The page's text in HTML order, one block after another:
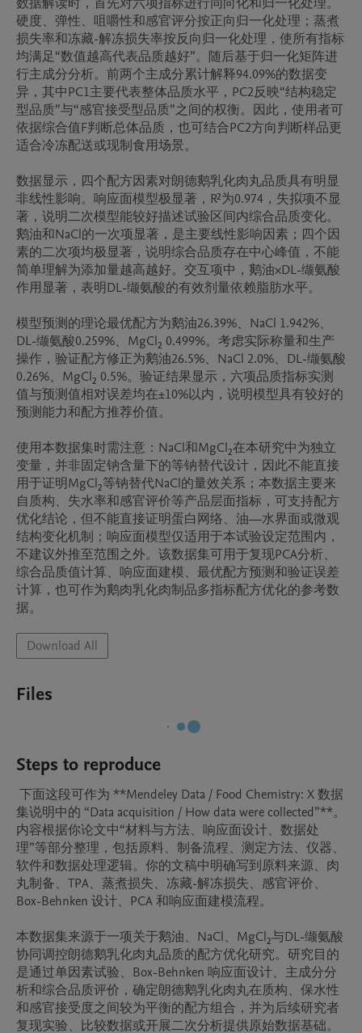
硬度、弹性、咀嚼性和感官评分按正向归一化处理；蒸煮
损失率和冻藏-解冻损失率按反向归一化处理，使所有指标
均满足“数值越高代表品质越好”。随后基于归一化矩阵进
行主成分分析。前两个主成分累计解释94.09%的数据变
异，其中PC1主要代表整体品质水平，PC2反映“结构稳定
型品质”与“感官接受型品质”之间的权衡。因此，使用者可
依据综合值F判断总体品质，也可结合PC2方向判断样品更
适合冷冻配送或现制食用场景。
数据显示，四个配方因素对朗德鹅乳化肉丸品质具有明显
非线性影响。响应面模型极显著，R²为0.974，失拟项不显
著，说明二次模型能较好描述试验区间内综合品质变化。
鹅油和NaCl的一次项显著，是主要线性影响因素；四个因
素的二次项均极显著，说明综合品质存在中心峰值，不能
简单理解为添加量越高越好。交互项中，鹅油×DL-缬氨酸
作用显著，表明DL-缬氨酸的有效剂量依赖脂肪水平。
模型预测的理论最优配方为鹅油26.39%、NaCl 1.942%、
DL-缬氨酸0.259%、MgCl₂ 0.499%。考虑实际称量和生产
操作，验证配方修正为鹅油26.5%、NaCl 2.0%、DL-缬氨酸
0.26%、MgCl₂ 0.5%。验证结果显示，六项品质指标实测
值与预测值相对误差均在±10%以内，说明模型具有较好的
预测能力和配方推荐价值。
使用本数据集时需注意：NaCl和MgCl₂在本研究中为独立
变量，并非固定钠含量下的等钠替代设计，因此不能直接
用于证明MgCl₂等钠替代NaCl的量效关系；本数据主要来
自质构、失水率和感官评价等产品层面指标，可支持配方
优化结论，但不能直接证明蛋白网络、油—水界面或微观
结构变化机制；响应面模型仅适用于本试验设定范围内，
不建议外推至范围之外。该数据集可用于复现PCA分析、
综合品质值计算、响应面建模、最优配方预测和验证误差
计算，也可作为鹅肉乳化肉制品多指标配方优化的参考数
Download All
Files
Steps to reproduce
集说明中的 “Data acquisition / How data were collected”**。
内容根据你论文中“材料与方法、响应面设计、数据处
理”等部分整理，包括原料、制备流程、测定方法、仪器、
软件和数据处理逻辑。你的文稿中明确写到原料来源、肉
丸制备、TPA、蒸煮损失、冻藏-解冻损失、感官评价、
Box-Behnken 设计、PCA 和响应面建模流程。
本数据集来源于一项关于鹅油、NaCl、MgCl₂与DL-缬氨酸
协同调控朗德鹅乳化肉丸品质的配方优化研究。研究目的
是通过单因素试验、Box-Behnken 响应面设计、主成分分
析和综合品质评价，确定朗德鹅乳化肉丸在质构、保水性
和感官接受度之间较为平衡的配方组合，并为后续研究者
复现实验、比较数据或开展二次分析提供原始数据基础。